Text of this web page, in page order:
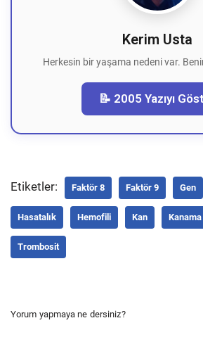
Kerim Usta
Herkesin bir yaşama nedeni var.
📝 2005 Yazıyı
Etiketler: Faktör 8 Faktör 9 Gen
Hasatalık Hemofili Kan Kanama
Trombosit
Yorum yapmaya ne dersiniz?